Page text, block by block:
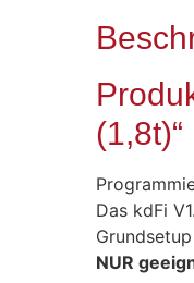
(1,8t)“
Das kdFi
NUR